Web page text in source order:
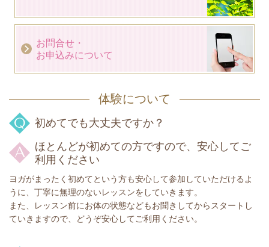
お問合せ・
お申込みについて
体験について
初めてでも大丈夫ですか？
ほとんどが初めての方ですので、安心してご
利用ください
ヨガがまったく初めてという方も安心して参加していただけるよ
うに、丁寧に無理のないレッスンをしていきます。
また、レッスン前にお体の状態などもお聞きしてからスタートし
ていきますので、どうぞ安心してご利用ください。